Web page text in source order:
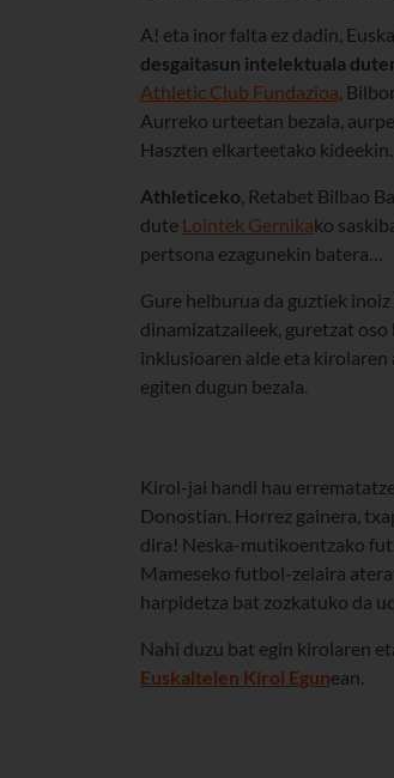
A! eta inor falta ez dadin,
desgaitasun intelektuala
Athletic Club Fundazioa,
Aurreko urteetan bezala,
Haszten elkarteetako kideekin.
Athleticeko, Retabet Bilbao
dute Lointek Gernikako
pertsona ezagunekin batera…
Gure helburua da guztiek
dinamizatzaileek, guretzat
inklusioaren alde eta kirolaren
egiten dugun bezala.
Kirol-jai handi hau
Donostian. Horrez gainera,
dira! Neska-mutikoentzako
Mameseko futbol-zelaira
harpidetza bat zozkatuko da
Nahi duzu bat egin kirolaren
Euskaltelen Kirol Egunean.